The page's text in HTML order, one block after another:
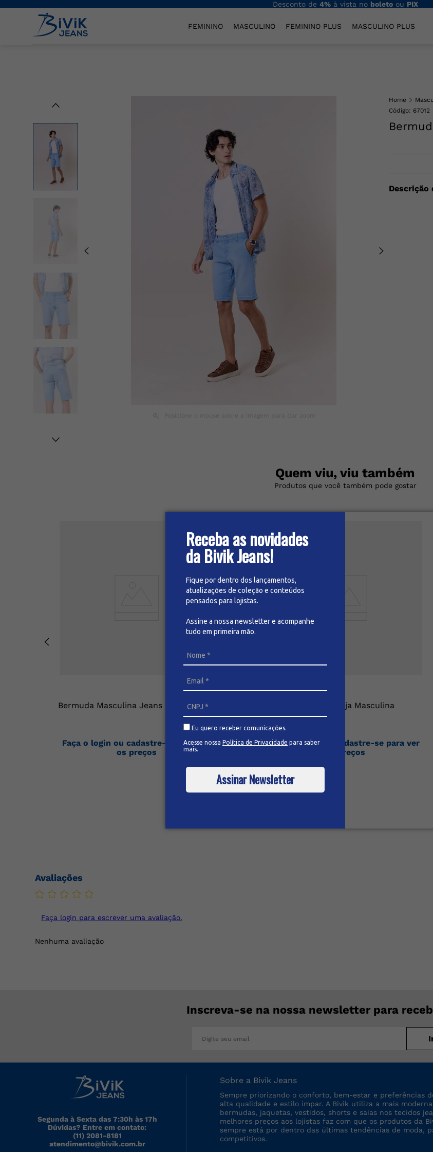
Receba as novidades
da Bivik Jeans!
Fique por dentro dos lançamentos,
atualizações de coleção e conteúdos
pensados para lojistas.
Assine a nossa newsletter e acompanhe
tudo em primeira mão.
Eu quero receber comunicações.
Acesse nossa Política de Privacidade para saber
mais.
Assinar Newsletter
Desconto de 4%à vista no boletoou PIX
FEMININO MASCULINO FEMININO PLUS MASCULINO PLUS
Home
Código: 67012
Descrição
Quem viu, viu também
Produtos que você também pode gostar
Bermuda Masculina Jeans
Faça o login ou cadastre-se para ver
os preços
Bermuda Social Sarja Masculina
Faça o login ou cadastre-se para ver
os preços
Avaliações
Faça login para escrever uma avaliação.
Nenhuma avaliação
Inscreva-se na nossa newsletter para
Segunda à Sexta das 7:30h às 17h
Dúvidas? Entre em contato:
(11) 2081-8181
atendimento@bivik.com.br
Sobre a Bivik Jeans
Sempre priorizando o conforto, bem-estar e preferências
alta qualidade e estilo ímpar. A Bivik utiliza a mais
bermudas, jaquetas, vestidos, shorts e saias nos tecidos
melhores preços aos lojistas faz com que os produtos da
sempre está por dentro das últimas tendências de moda,
competitivos.